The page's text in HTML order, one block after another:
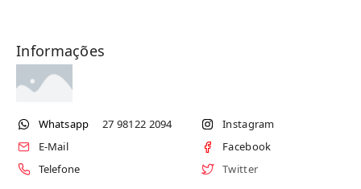
Informações
Whatsapp
27 98122 2094
E-Mail
Telefone
Instagram
Facebook
Twitter